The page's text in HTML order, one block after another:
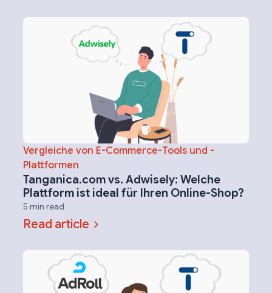
Vergleiche von E-Commerce-Tools und -
Plattformen
Tanganica.com vs. Adwisely: Welche
Plattform ist ideal für Ihren Online-Shop?
5 min read
Read article